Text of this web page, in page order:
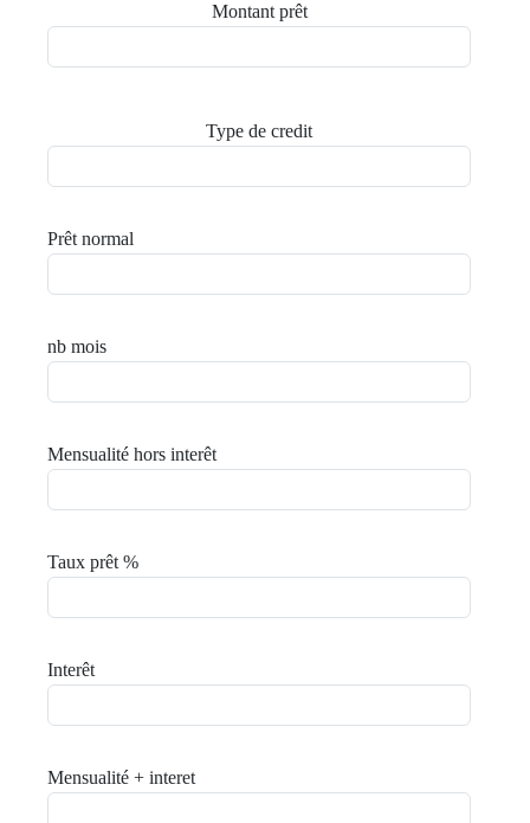
Montant prêt
Type de credit
Prêt normal
nb mois
Mensualité hors interêt
Taux prêt %
Interêt
Mensualité + interet